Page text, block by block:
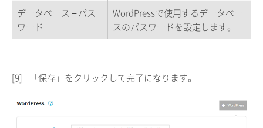
データベース – パス
ワード
WordPressで使用するデータベー
スのパスワードを設定します。
[9] 「保存」をクリックして完了になります。